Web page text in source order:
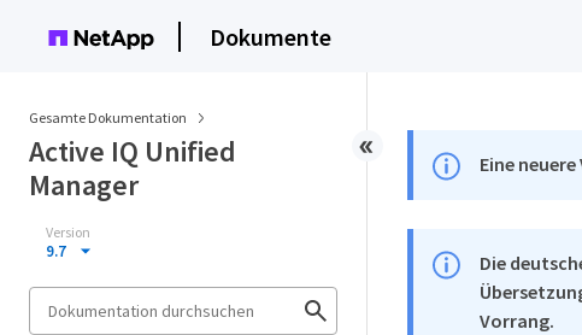
Dokumente
Gesamte Dokumentation
Active IQ Unified
Manager
Version
9.7
Eine
Die
Vorrang.